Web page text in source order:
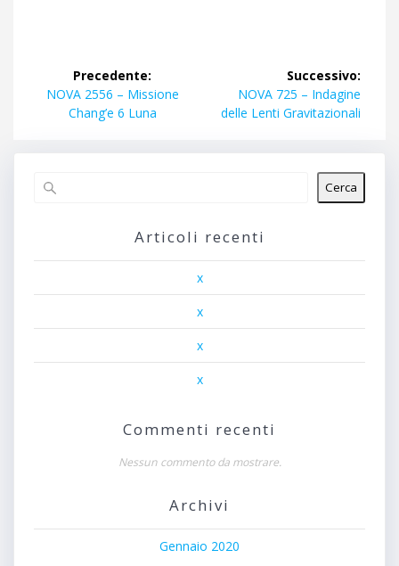
Navigazione
articoli
Precedente:
Articolo
precedente:
NOVA 2556 – Missione
Chang’e 6 Luna
Successivo:
Articolo
successivo:
NOVA 725 – Indagine
delle Lenti Gravitazionali
Cerca
Articoli recenti
x
x
x
x
Commenti recenti
Nessun commento da mostrare.
Archivi
Gennaio 2020